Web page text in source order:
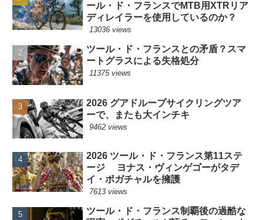
ール・ド・フランスでMTB用XTRリア
ディレイラーを使用しているのか？
13036 views
ツール・ド・フランスとの矛盾？スマ
ートグラスによる失格処分
11375 views
2026 グアドループサイクリングツア
ーで、またも大インチキ
9462 views
2026 ツール・ド・フランス第11ステ
ージ ヨナス・ヴィンゲゴーがタデ
イ・ポガチャルを擁護
7613 views
ツール・ド・フランス制覇後の過酷な